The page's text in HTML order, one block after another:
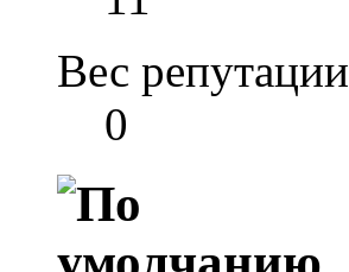
Вес репутации
0